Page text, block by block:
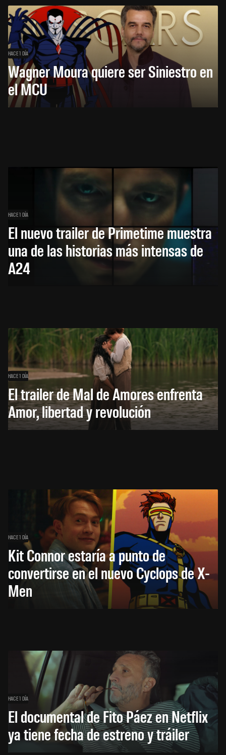
HACE 1 DÍA
Wagner Moura quiere ser Siniestro en
el MCU
HACE 1 DÍA
El nuevo trailer de Primetime muestra
una de las historias más intensas de
A24
HACE 1 DÍA
El trailer de Mal de Amores enfrenta
Amor, libertad y revolución
HACE 1 DÍA
Kit Connor estaría a punto de
convertirse en el nuevo Cyclops de X-
Men
HACE 1 DÍA
El documental de Fito Páez en Netflix
ya tiene fecha de estreno y tráiler